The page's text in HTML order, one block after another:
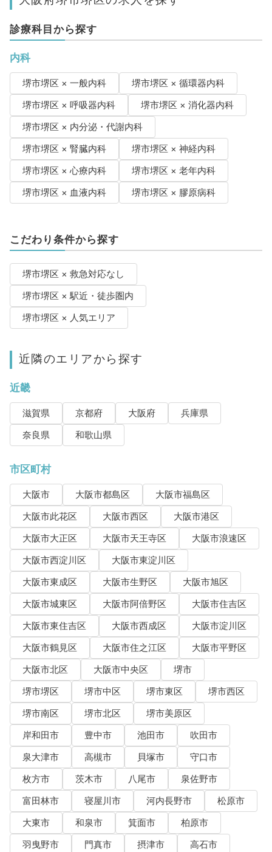
診療科目から探す
内科
堺市堺区 × 一般内科
堺市堺区 × 循環器内科
堺市堺区 × 呼吸器内科
堺市堺区 × 消化器内科
堺市堺区 × 内分泌・代謝内科
堺市堺区 × 腎臓内科
堺市堺区 × 神経内科
堺市堺区 × 心療内科
堺市堺区 × 老年内科
堺市堺区 × 血液内科
堺市堺区 × 膠原病科
こだわり条件から探す
堺市堺区 × 救急対応なし
堺市堺区 × 駅近・徒歩圏内
堺市堺区 × 人気エリア
近隣のエリアから探す
近畿
滋賀県 京都府 大阪府
兵庫県
奈良県
和歌山県
市区町村
大阪市 大阪市都島区
大阪市福島区
大阪市此花区
大阪市西区
大阪市港区
大阪市大正区
大阪市天王寺区
大阪市浪速区
大阪市西淀川区
大阪市東淀川区
大阪市東成区
大阪市生野区
大阪市旭区
大阪市城東区
大阪市阿倍野区
大阪市住吉区
大阪市東住吉区
大阪市西成区
大阪市淀川区
大阪市鶴見区
大阪市住之江区
大阪市平野区
大阪市北区
大阪市中央区
堺市
堺市堺区
堺市中区 堺市東区
堺市西区
堺市南区
堺市北区
堺市美原区
岸和田市
豊中市 池田市
吹田市
泉大津市
高槻市 貝塚市
守口市
枚方市
茨木市 八尾市
泉佐野市
富田林市
寝屋川市 河内長野市
松原市
大東市
和泉市 箕面市
柏原市
羽曳野市
門真市 摂津市
高石市